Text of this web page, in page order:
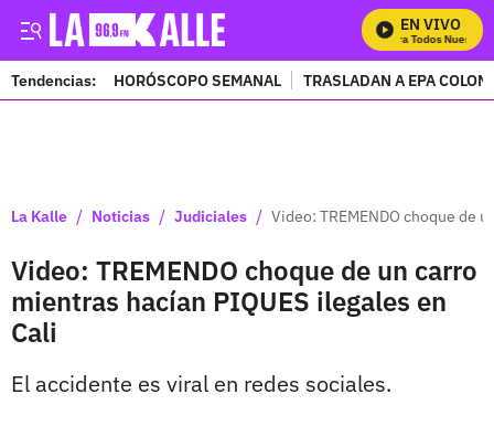
EN VIVO
Mira Todos Nuestros
Tendencias: HORÓSCOPO SEMANAL TRASLADAN A EPA
La Kalle / Noticias / Judiciales / Video: TREMENDO choque de
Video: TREMENDO choque de un carro
mientras hacían PIQUES ilegales en
Cali
El accidente es viral en redes sociales.